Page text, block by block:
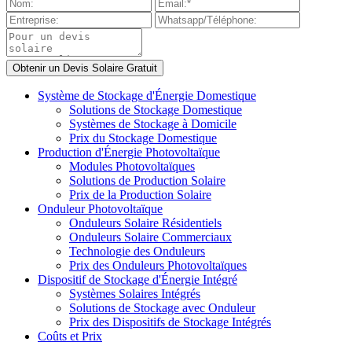
Système de Stockage d'Énergie Domestique
Solutions de Stockage Domestique
Systèmes de Stockage à Domicile
Prix du Stockage Domestique
Production d'Énergie Photovoltaïque
Modules Photovoltaïques
Solutions de Production Solaire
Prix de la Production Solaire
Onduleur Photovoltaïque
Onduleurs Solaire Résidentiels
Onduleurs Solaire Commerciaux
Technologie des Onduleurs
Prix des Onduleurs Photovoltaïques
Dispositif de Stockage d'Énergie Intégré
Systèmes Solaires Intégrés
Solutions de Stockage avec Onduleur
Prix des Dispositifs de Stockage Intégrés
Coûts et Prix